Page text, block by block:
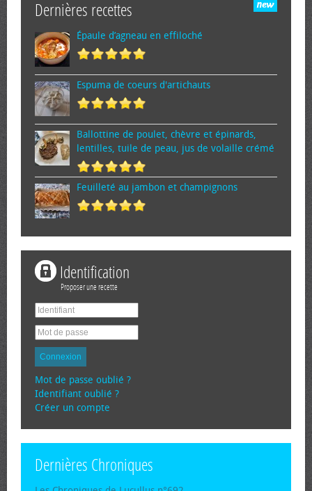
Dernières recettes
Épaule d’agneau en effiloché
Espuma de cœurs d'artichauts
Ballottine de poulet, chèvre et épinards,
lentilles, tuile de peau, jus de volaille crémé
Feuilleté au jambon et champignons
Identification
Proposer une recette
Connexion
Mot de passe oublié ?
Identifiant oublié ?
Créer un compte
Dernières Chroniques